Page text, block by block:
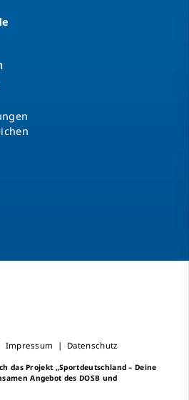
Impressum | Datenschutz
das Projekt „Sportdeutschland – Deine
Angebot des DOSB und